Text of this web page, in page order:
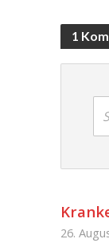
1
26.